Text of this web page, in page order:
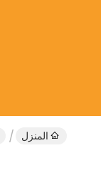
المنزل